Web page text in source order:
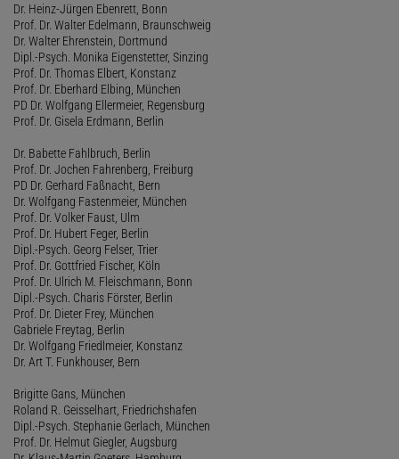
Dr. Heinz-Jürgen Ebenrett, Bonn
Prof. Dr. Walter Edelmann, Braunschweig
Dr. Walter Ehrenstein, Dortmund
Dipl.-Psych. Monika Eigenstetter, Sinzing
Prof. Dr. Thomas Elbert, Konstanz
Prof. Dr. Eberhard Elbing, München
PD Dr. Wolfgang Ellermeier, Regensburg
Prof. Dr. Gisela Erdmann, Berlin
Dr. Babette Fahlbruch, Berlin
Prof. Dr. Jochen Fahrenberg, Freiburg
PD Dr. Gerhard Faßnacht, Bern
Dr. Wolfgang Fastenmeier, München
Prof. Dr. Volker Faust, Ulm
Prof. Dr. Hubert Feger, Berlin
Dipl.-Psych. Georg Felser, Trier
Prof. Dr. Gottfried Fischer, Köln
Prof. Dr. Ulrich M. Fleischmann, Bonn
Dipl.-Psych. Charis Förster, Berlin
Prof. Dr. Dieter Frey, München
Gabriele Freytag, Berlin
Dr. Wolfgang Friedlmeier, Konstanz
Dr. Art T. Funkhouser, Bern
Brigitte Gans, München
Roland R. Geisselhart, Friedrichshafen
Dipl.-Psych. Stephanie Gerlach, München
Prof. Dr. Helmut Giegler, Augsburg